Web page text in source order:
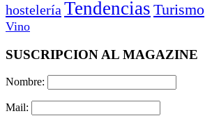
hostelería Tendencias Turismo
Vino
SUSCRIPCION AL MAGAZINE
Nombre:
Mail: